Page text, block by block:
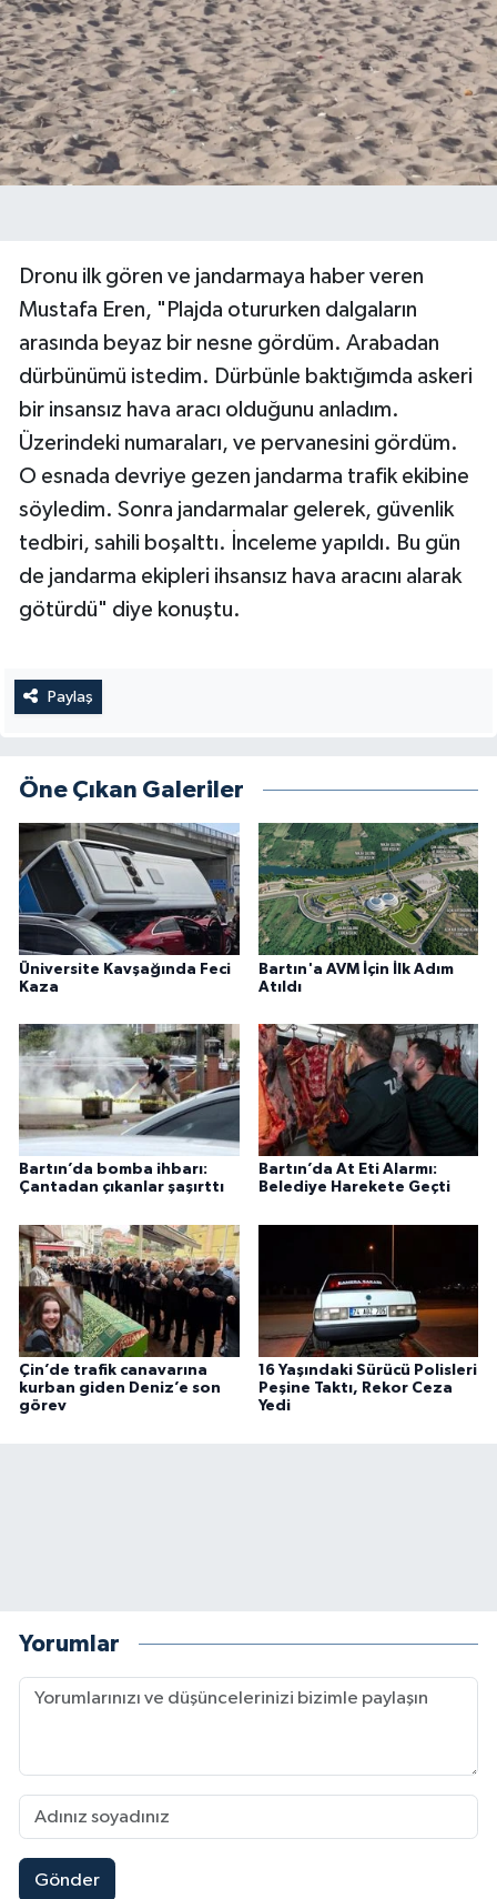
Dronu ilk gören ve jandarmaya haber veren
Mustafa Eren, "Plajda otururken dalgaların
arasında beyaz bir nesne gördüm. Arabadan
dürbünümü istedim. Dürbünle baktığımda askeri
bir insansız hava aracı olduğunu anladım.
Üzerindeki numaraları, ve pervanesini gördüm.
O esnada devriye gezen jandarma trafik ekibine
söyledim. Sonra jandarmalar gelerek, güvenlik
tedbiri, sahili boşalttı. İnceleme yapıldı. Bu gün
de jandarma ekipleri ihsansız hava aracını alarak
götürdü" diye konuştu.
Paylaş
Öne Çıkan Galeriler
Üniversite Kavşağında Feci
Kaza
Bartın'a AVM İçin İlk Adım
Atıldı
Bartın’da bomba ihbarı:
Çantadan çıkanlar şaşırttı
Bartın’da At Eti Alarmı:
Belediye Harekete Geçti
Çin’de trafik canavarına
kurban giden Deniz’e son
görev
16 Yaşındaki Sürücü Polisleri
Peşine Taktı, Rekor Ceza
Yedi
Yorumlar
Gönder